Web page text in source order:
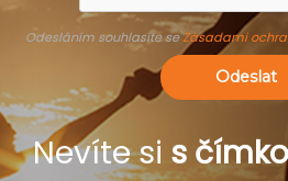
Odesláním souhlasíte seZásadami
Odeslat
Nevíte si s